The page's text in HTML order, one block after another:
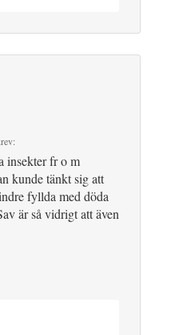
insekter fr o m
kunde tänkt sig att
fyllda med döda
är så vidrigt att även